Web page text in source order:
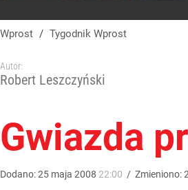
Wprost / Tygodnik Wprost
Autor:
Robert Leszczyński
Gwiazda
Dodano:25 maja 2008 22:00 / Zmieniono: